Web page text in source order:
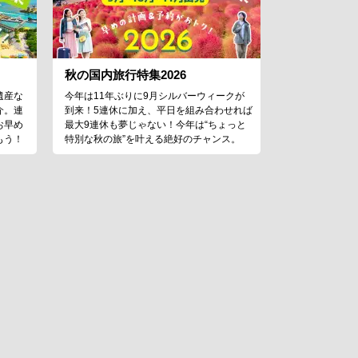
産な
。連
早め
！
秋の国内旅行特集2026
今年は11年ぶりに9月シルバーウィークが
到来！5連休に加え、平日を組み合わせれば
最大9連休も夢じゃない！今年は“ちょっと
特別な秋の旅”を叶える絶好のチャンス。